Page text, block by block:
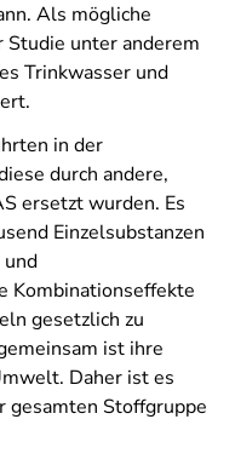
Als mögliche
Studie unter anderem
Trinkwasser und
in der
durch andere,
ersetzt wurden. Es
Einzelsubstanzen
Kombinationseffekte
gesetzlich zu
ist ihre
Daher ist es
gesamten Stoffgruppe